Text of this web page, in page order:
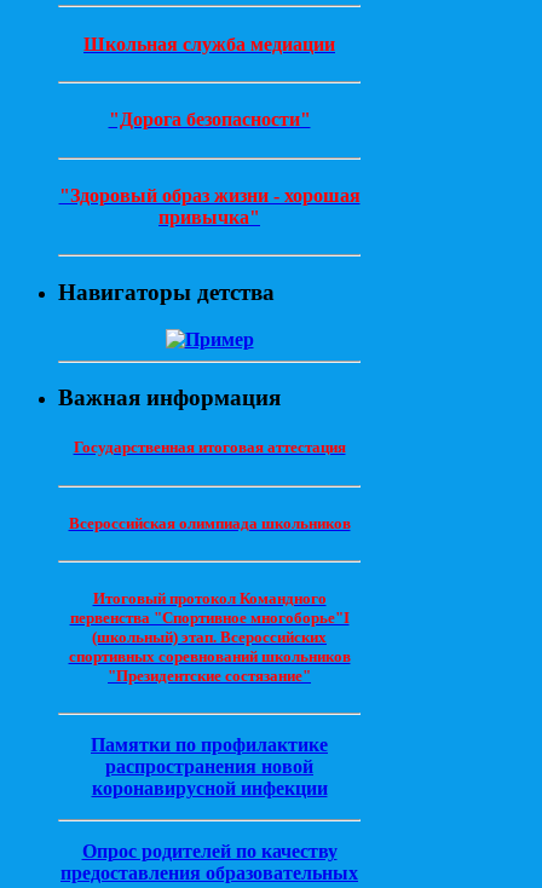
Школьная служба медиации
"Дорога безопасности"
"Здоровый образ жизни - хорошая
привычка"
Навигаторы детства
Важная информация
Государственная итоговая аттестация
Всероссийская олимпиада школьников
Итоговый протокол Командного
первенства "Спортивное многоборье"I
(школьный) этап. Всероссийских
спортивных соревнований школьников
"Президентские состязание"
Памятки по профилактике
распространения новой
коронавирусной инфекции
Опрос родителей по качеству
предоставления образовательных